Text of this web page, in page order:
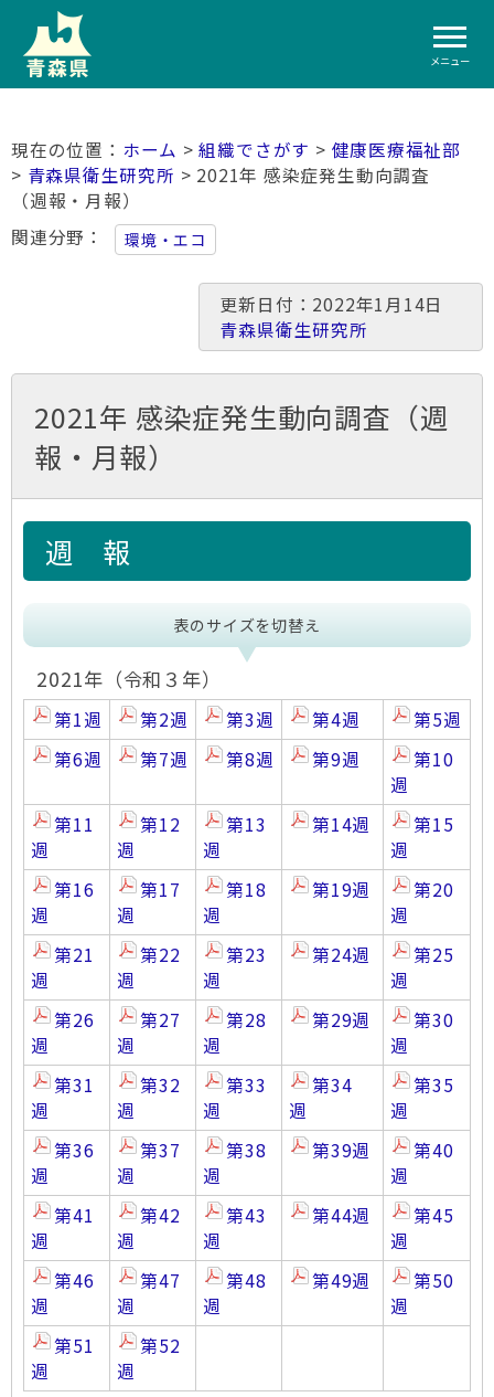
メニュー
ホーム >組織でさがす > 健康医療福祉部
> 青森県衛生研究所 > 2021年 感染症発生動向調査
（週報・月報）
関連分野
環境・エコ
更新日付：2022年1月14日
青森県衛生研究所
2021年 感染症発生動向調査（週
報・月報）
週 報
表のサイズを切替え
2021年（令和３年）
第1週 第2週 第3週 第4週
第5週
第6週
第7週 第8週 第9週
第10
週
第11
週
第12
週
第13
週
第14週
第15
週
第16
週
第17
週
第18
週
第19週
第20
週
第21
週
第22
週
第23
週
第24週
第25
週
第26
週
第27
週
第28
週
第29週
第30
週
第31
週
第32
週
第33
週
第34
週
第35
週
第36
週
第37
週
第38
週
第39週
第40
週
第41
週
第42
週
第43
週
第44週
第45
週
第46
週
第47
週
第48
週
第49週
第50
週
第51
週
第52
週